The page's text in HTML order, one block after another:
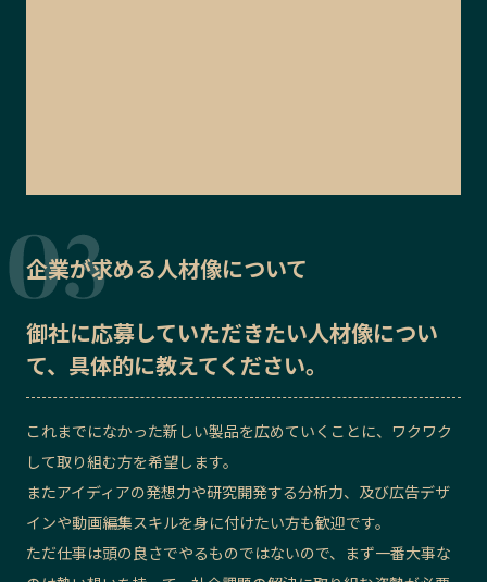
企業が求める人材像について
御社に応募していただきたい人材像につい
て、具体的に教えてください。
これまでになかった新しい製品を広めていくことに、ワクワク
して取り組む方を希望します。
またアイディアの発想力や研究開発する分析力、及び広告デザ
インや動画編集スキルを身に付けたい方も歓迎です。
ただ仕事は頭の良さでやるものではないので、まず一番大事な